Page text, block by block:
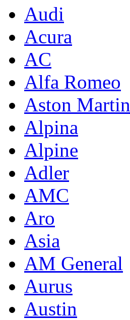
Audi
Acura
AC
Alfa Romeo
Aston Martin
Alpina
Alpine
Adler
AMC
Aro
Asia
AM General
Aurus
Austin